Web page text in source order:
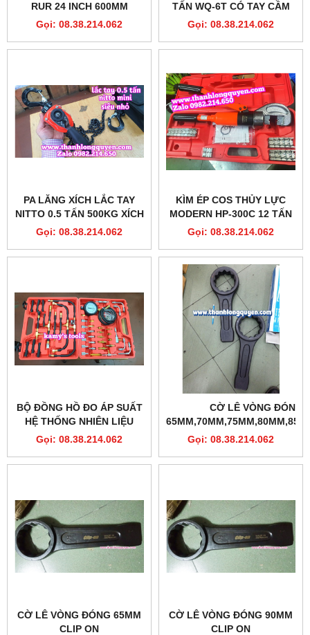
RUR 24 INCH 600MM
MODEL R4043
Gọi: 08.38.214.062
TẤN WQ-6T CÓ TAY CẦM
ĐIỀU HƯỚNG 180 ĐỘ
Gọi: 08.38.214.062
PA LĂNG XÍCH LẮC TAY
NITTO 0.5 TẤN 500KG XÍCH
DÀI 1.5 MÉT VR-05 SIÊU
TAY
Gọi: 08.38.214.062
KÌM ÉP COS THỦY LỰC
MODERN HP-300C 12 TẤN
11 KHUÔN
Gọi: 08.38.214.062
BỘ ĐỒNG HỒ ĐO ÁP SUẤT
HỆ THỐNG NHIÊN LIỆU
ĐỘNG CƠ BƠM XĂNG 42
Gọi: 08.38.214.062
CỜ LÊ VÒNG ĐÓNG
CLIP-ON
Gọi: 08.38.214.062
CỜ LÊ VÒNG ĐÓNG 65MM
CLIP ON
CỜ LÊ VÒNG ĐÓNG 90MM
CLIP ON